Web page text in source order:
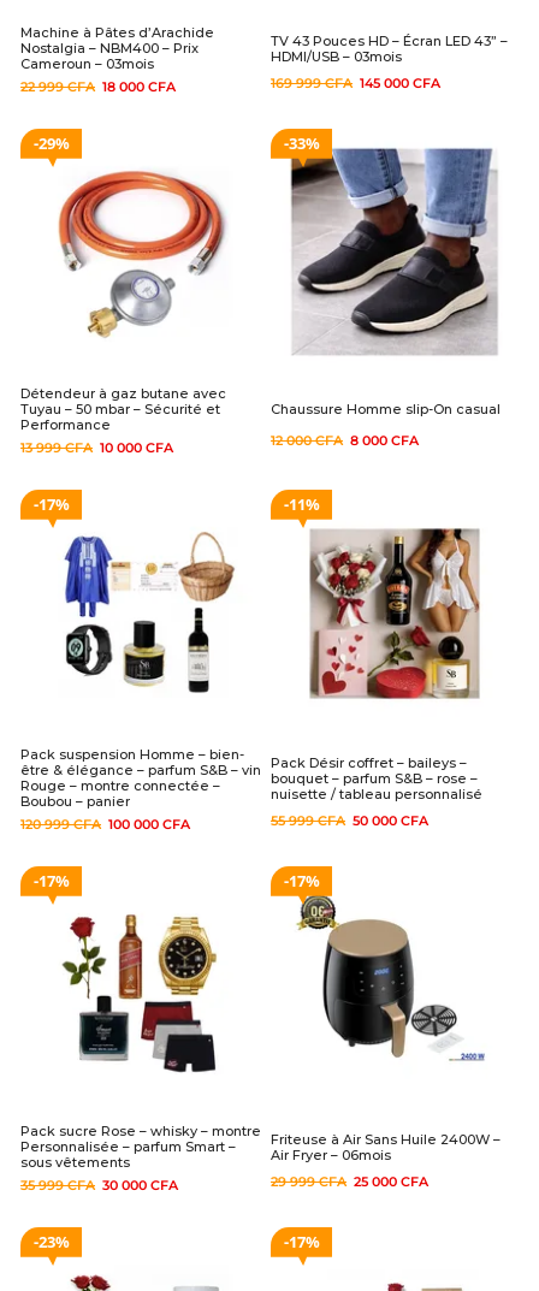
Machine à Pâtes d’Arachide
Nostalgia – NBM400 – Prix
Cameroun – 03mois
22 999CFA 18 000 CFA
TV 43 Pouces HD – Écran LED 43” –
HDMI/USB – 03mois
169 999CFA 145 000 CFA
29%
Détendeur à gaz butane avec
Tuyau – 50 mbar – Sécurité et
Performance
13 999CFA 10 000 CFA
33%
Chaussure Homme slip-On casual
12 000CFA 8 000 CFA
17%
Pack suspension Homme – bien-
être & élégance – parfum S&B – vin
Rouge – montre connectée –
Boubou – panier
120 999CFA 100 000 CFA
11%
Pack Désir coffret – baileys –
bouquet – parfum S&B – rose –
nuisette / tableau personnalisé
55 999CFA 50 000 CFA
17%
Pack sucre Rose – whisky – montre
Personnalisée – parfum Smart –
sous vêtements
35 999CFA 30 000 CFA
17%
Friteuse à Air Sans Huile 2400W –
Air Fryer – 06mois
29 999CFA 25 000 CFA
23% 17%